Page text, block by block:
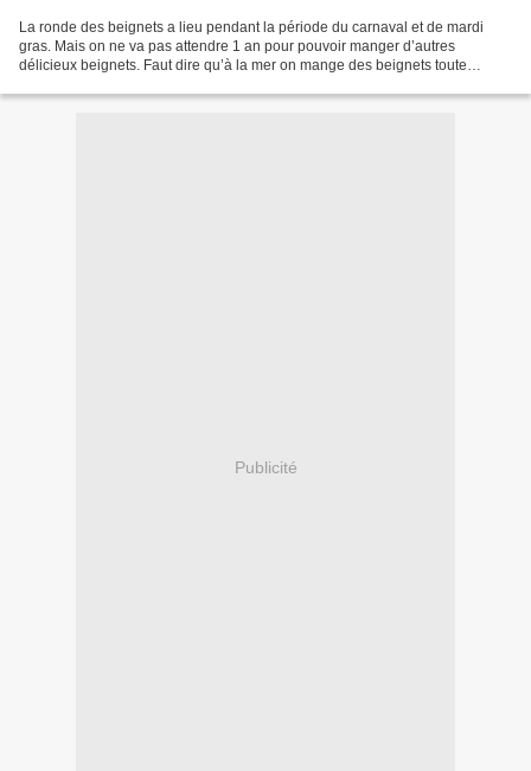
La ronde des beignets a lieu pendant la période du carnaval et de mardi
gras. Mais on ne va pas attendre 1 an pour pouvoir manger d’autres
délicieux beignets. Faut dire qu’à la mer on mange des beignets toute
Publicité